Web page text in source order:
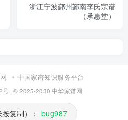
浙江宁波鄞州鄞南李氏宗谱
（承惠堂）
中国家谱知识服务平台
号· © 2025-2030 中华家谱网
复制）： bug987